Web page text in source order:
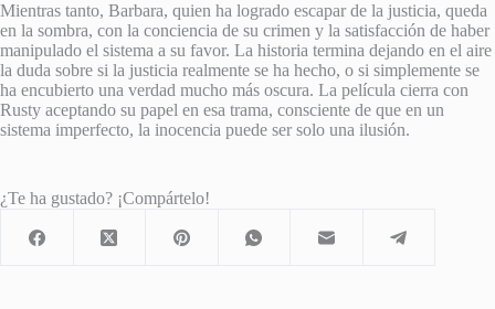
Mientras tanto, Barbara, quien ha logrado escapar de la justicia, queda
en la sombra, con la conciencia de su crimen y la satisfacción de haber
manipulado el sistema a su favor. La historia termina dejando en el aire
la duda sobre si la justicia realmente se ha hecho, o si simplemente se
ha encubierto una verdad mucho más oscura. La película cierra con
Rusty aceptando su papel en esa trama, consciente de que en un
sistema imperfecto, la inocencia puede ser solo una ilusión.
¿Te ha gustado? ¡Compártelo!